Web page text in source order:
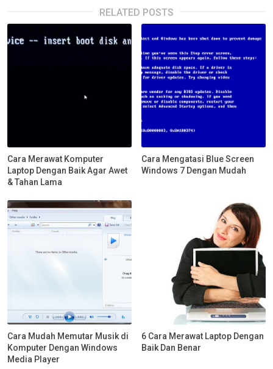
RELATED POSTS
Cara Merawat Komputer
Laptop Dengan Baik Agar Awet
& Tahan Lama
Cara Mengatasi Blue Screen
Windows 7 Dengan Mudah
Cara Mudah Memutar Musik di
Komputer Dengan Windows
Media Player
6 Cara Merawat Laptop Dengan
Baik Dan Benar